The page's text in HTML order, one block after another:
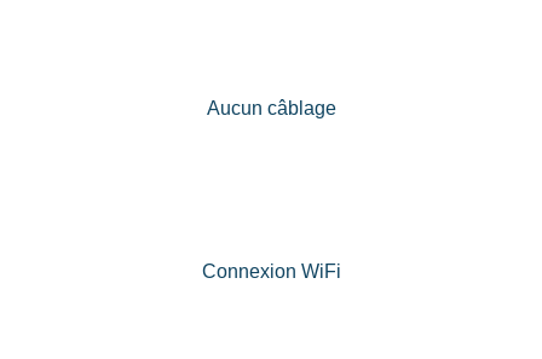
Aucun câblage
Connexion WiFi